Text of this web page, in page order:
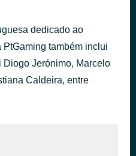
dedicado ao
PtGaming também inclui
Diogo Jerónimo, Marcelo
Caldeira, entre